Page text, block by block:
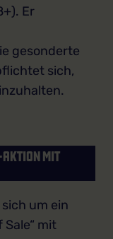
Er
gesonderte
sich,
AKTION MIT
um ein
mit